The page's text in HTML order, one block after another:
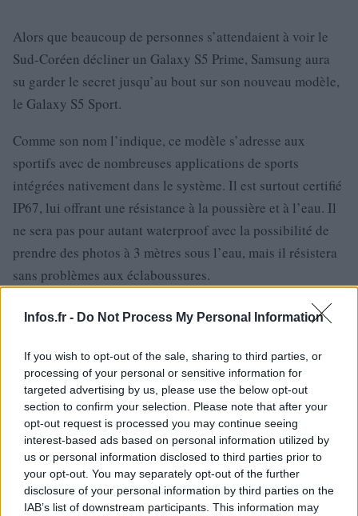
Infos.fr - Do Not Process My Personal Information
If you wish to opt-out of the sale, sharing to third parties, or
processing of your personal or sensitive information for
targeted advertising by us, please use the below opt-out
section to confirm your selection. Please note that after your
opt-out request is processed you may continue seeing
interest-based ads based on personal information utilized by
us or personal information disclosed to third parties prior to
your opt-out. You may separately opt-out of the further
disclosure of your personal information by third parties on the
IAB’s list of downstream participants. This information may
Alors que beaucoup de personnes s’attendaient à voir le
Sud-Coréen décliner un Galaxy S5 Prime, Samsung aura
su garder le secret jusqu’au bout sur son nouveau modèle,
le Galaxy S5 Sport.
Comme son nom l’indique, ce modèle s’adresse aux
sportifs avec de nombreuses applications de sports
intégrées nativement dans le système. Il est surtout certifié
IP67, lui offrant une résistance à la poussière et à l’eau. Il
ne sera pas pour autant waterproof avec la possibilité de
prendre des photos à 3 mètres sous l’eau, mais il résistera
sans problèmes aux éclaboussures.
La coque a également été renforcée et les boutons sont
certifié comme étant quasiment inrayable grâce à son verre
composé d’alcali-aluminosilicate.